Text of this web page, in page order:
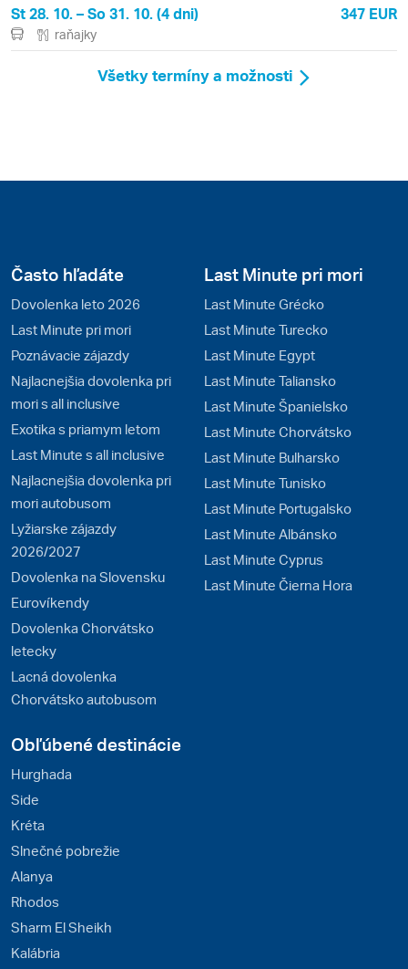
St 28. 10. – So 31. 10. (4 dni) 347 EUR
raňajky
Všetky termíny a možnosti
Často hľadáte
Dovolenka leto 2026
Last Minute pri mori
Poznávacie zájazdy
Najlacnejšia dovolenka pri
mori s all inclusive
Exotika s priamym letom
Last Minute s all inclusive
Najlacnejšia dovolenka pri
mori autobusom
Lyžiarske zájazdy
2026/2027
Dovolenka na Slovensku
Eurovíkendy
Dovolenka Chorvátsko
letecky
Lacná dovolenka
Chorvátsko autobusom
Last Minute pri mori
Last Minute Grécko
Last Minute Turecko
Last Minute Egypt
Last Minute Taliansko
Last Minute Španielsko
Last Minute Chorvátsko
Last Minute Bulharsko
Last Minute Tunisko
Last Minute Portugalsko
Last Minute Albánsko
Last Minute Cyprus
Last Minute Čierna Hora
Obľúbené destinácie
Hurghada
Side
Kréta
Slnečné pobrežie
Alanya
Rhodos
Sharm El Sheikh
Kalábria